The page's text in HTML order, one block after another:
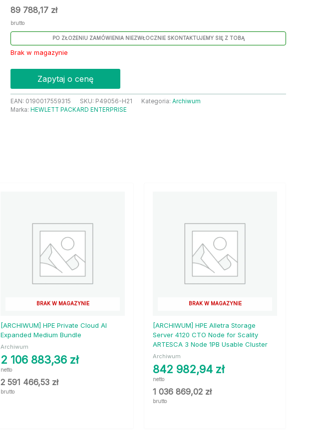
89 788,17 zł
brutto
PO ZŁOŻENIU ZAMÓWIENIA NIEZWŁOCZNIE SKONTAKTUJEMY SIĘ Z TOBĄ
Brak w magazynie
Zapytaj o cenę
EAN: 0190017559315 SKU: P49056-H21 Kategoria: Archiwum
Marka: HEWLETT PACKARD ENTERPRISE
BRAK W MAGAZYNIE
[ARCHIWUM] HPE Private Cloud AI
Expanded Medium Bundle
Archiwum
2 106 883,36 zł
netto
2 591 466,53 zł
brutto
BRAK W MAGAZYNIE
[ARCHIWUM] HPE Alletra Storage
Server 4120 CTO Node for Scality
ARTESCA 3 Node 1PB Usable Cluster
Archiwum
842 982,94 zł
netto
1 036 869,02 zł
brutto